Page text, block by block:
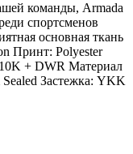
команды, Armada
спортсменов
основная ткань
Принт: Polyester
+ DWR Материал
Застежка: YKK